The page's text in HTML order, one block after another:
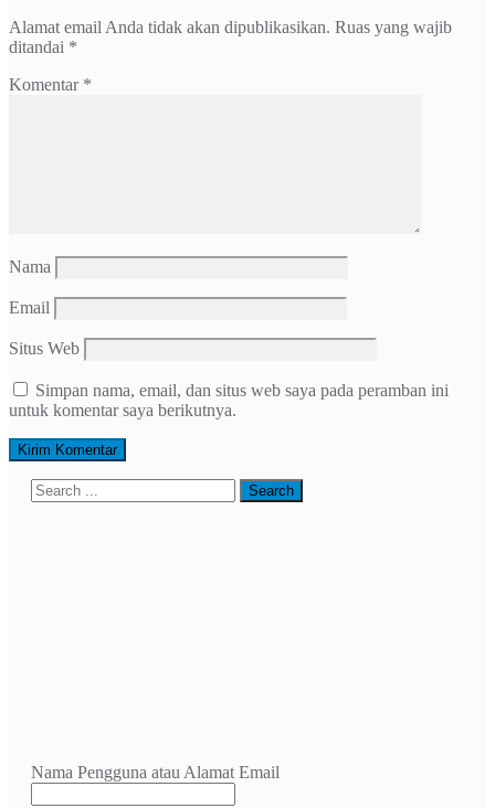
Alamat email Anda tidak akan dipublikasikan. Ruas yang wajib
ditandai *
Komentar *
Nama
Email
Situs Web
Simpan nama, email, dan situs web saya pada peramban ini
untuk komentar saya berikutnya.
Nama Pengguna atau Alamat Email